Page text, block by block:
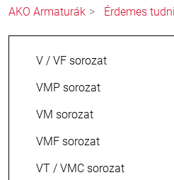
AKO Armaturák Érdemes tudni
V / VF sorozat
VMP sorozat
VM sorozat
VMF sorozat
VT / VMC sorozat